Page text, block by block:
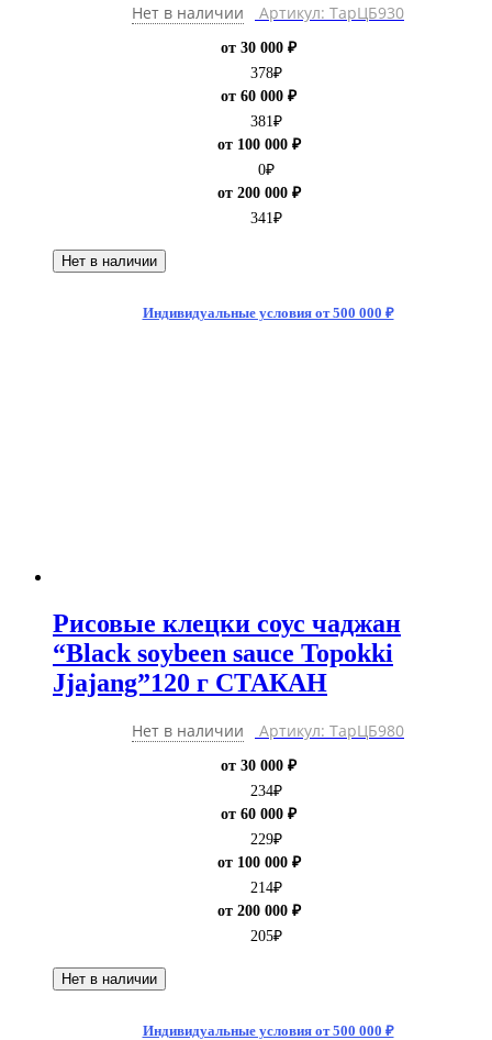
Нет в наличии Артикул: ТарЦБ930
от 30 000 ₽
378₽
от 60 000 ₽
381 ₽
от 100 000 ₽
0₽
от 200 000 ₽
341 ₽
Нет в наличии
Индивидуальные условия от 500 000 ₽
Рисовые клецки соус чаджан
“Black soybeen sauce Topokki
Jjajang”120 г СТАКАН
Нет в наличии Артикул: ТарЦБ980
от 30 000 ₽
234₽
от 60 000 ₽
229₽
от 100 000 ₽
214₽
от 200 000 ₽
205₽
Нет в наличии
Индивидуальные условия от 500 000 ₽